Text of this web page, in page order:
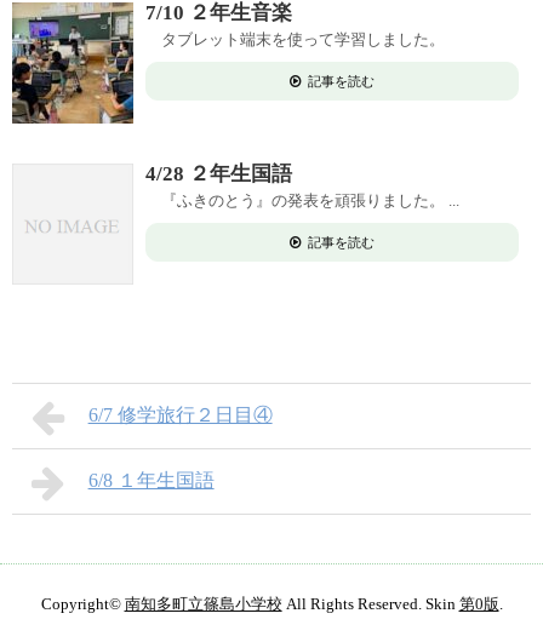
7/10 ２年生音楽
タブレット端末を使って学習しました。
記事を読む
4/28 ２年生国語
『ふきのとう』の発表を頑張りました。 ...
記事を読む
6/7 修学旅行２日目④
6/8 １年生国語
Copyright© 南知多町立篠島小学校 All Rights Reserved. Skin 第0版.